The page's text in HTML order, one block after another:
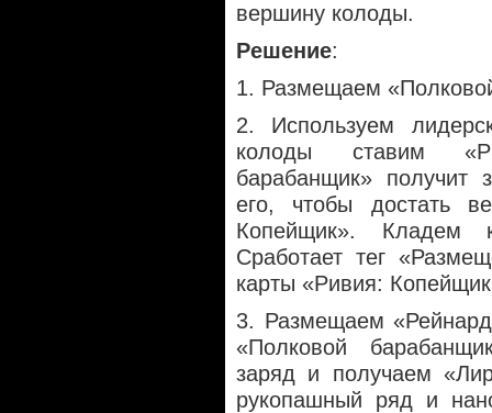
вершину колоды.
Решение:
1. Размещаем
2. Используем
колоды ставим
барабанщик» получит
его, чтобы достать
Копейщик». Кладем
Сработает тег
карты «Ривия:
3. Размещаем
«Полковой
заряд и получаем
рукопашный ряд и